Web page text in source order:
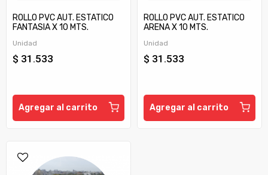
ROLLO PVC AUT. ESTATICO
FANTASIA X 10 MTS.
MURESCO)
Unidad
$ 31.533
Agregar al carrito
ROLLO PVC AUT. ESTATICO
ARENA X 10 MTS.
MURESCO)
Unidad
$ 31.533
Agregar al carrito